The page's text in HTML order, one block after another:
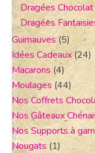
Dragées Chocolat
Dragées
Guimauves (5)
Idées Cadeaux(24)
Macarons(4)
Moulages(44)
Nos Coffrets
Nos Gâteaux
Nos Supports à
Nougats (1)